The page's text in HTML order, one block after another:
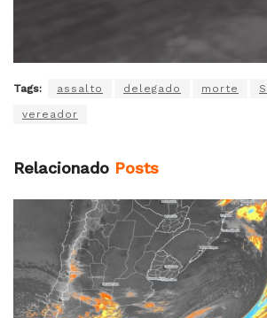
Tags: assalto delegado morte
vereador
Relacionado Posts